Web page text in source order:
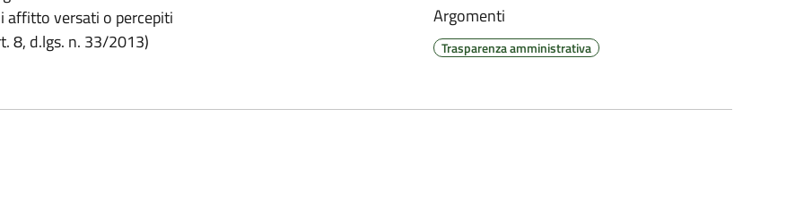
affitto versati o percepiti
8, d.lgs. n. 33/2013)
Argomenti
Trasparenza amministrativa